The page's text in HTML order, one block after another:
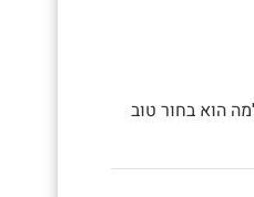
הוא בחור טוב